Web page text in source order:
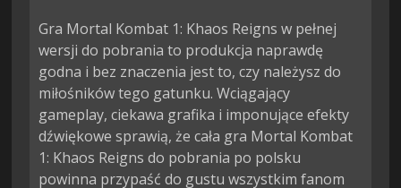
Gra Mortal Kombat 1: Khaos Reigns w pełnej
wersji do pobrania to produkcja naprawdę
godna i bez znaczenia jest to, czy należysz do
miłośników tego gatunku. Wciągający
gameplay, ciekawa grafika i imponujące efekty
dźwiękowe sprawią, że cała gra Mortal Kombat
1: Khaos Reigns do pobrania po polsku
powinna przypaść do gustu wszystkim fanom